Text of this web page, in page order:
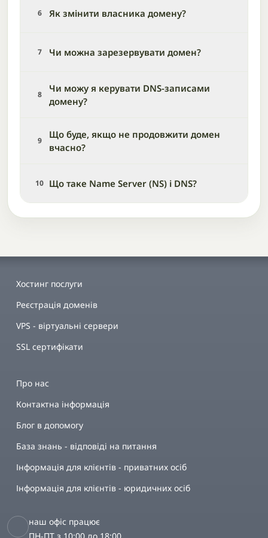
6 Як змінити власника домену?
7 Чи можна зарезервувати домен?
8
Чи можу я керувати DNS-записами
домену?
9
Що буде, якщо не продовжити домен
вчасно?
10 Що таке Name Server (NS) і DNS?
Хостинг послуги
Реєстрація доменів
VPS - віртуальні сервери
SSL сертифікати
Про нас
Контактна інформація
Блог в допомогу
База знань - відповіді на питання
Інформація для клієнтів - приватних осіб
Інформація для клієнтів - юридичних осіб
наш офіс працює